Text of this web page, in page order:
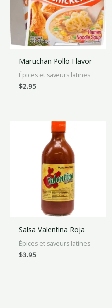
Maruchan Pollo Flavor
Épices et saveurs latines
$2.95
Salsa Valentina Roja
Épices et saveurs latines
$3.95